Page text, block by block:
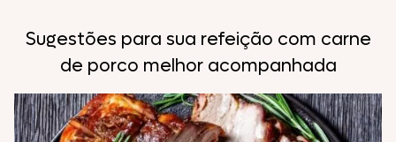
Sugestões para sua refeição com carne
de porco melhor acompanhada